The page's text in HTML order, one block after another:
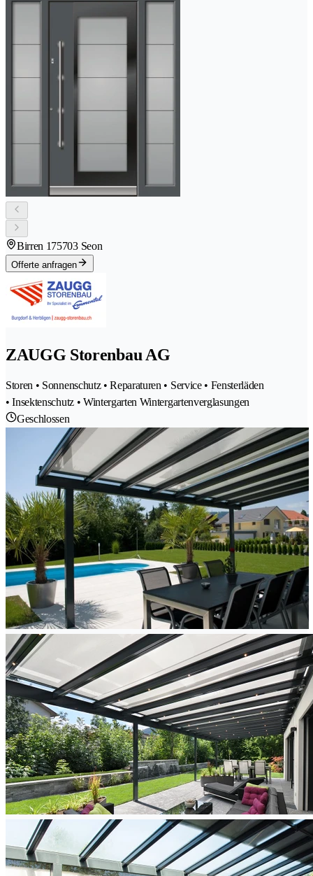
Birren 175703 Seon
Offerte anfragen
ZAUGG Storenbau AG
Storen • Sonnenschutz • Reparaturen • Service • Fensterläden
• Insektenschutz • Wintergarten Wintergartenverglasungen
Geschlossen